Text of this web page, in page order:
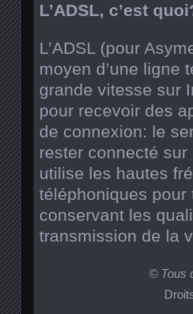
L’ADSL, c’est
L’ADSL (pour
moyen d’une ligne
grande vitesse sur
pour recevoir des
de connexion: le
rester connecté
utilise les hautes
téléphoniques
conservant les
transmission de la
© Tous